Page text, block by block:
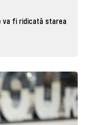
va fi ridicată starea